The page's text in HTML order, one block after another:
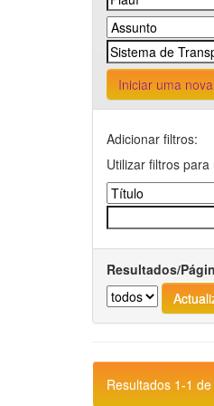
Iniciar uma
Adicionar filtros:
Utilizar filtros
Resultados/
Resultados 1-1 de